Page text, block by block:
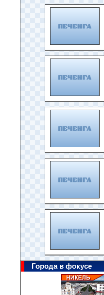
Города в фокусе